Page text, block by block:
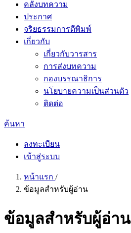
คลังบทความ
ประกาศ
จริยธรรมการตีพิมพ์
เกี่ยวกับ
เกี่ยวกับวารสาร
การส่งบทความ
กองบรรณาธิการ
นโยบายความเป็นส่วนตัว
ติดต่อ
ค้นหา
ลงทะเบียน
เข้าสู่ระบบ
หน้าแรก /
ข้อมูลสำหรับผู้อ่าน
ข้อมูลสำหรับผู้อ่าน